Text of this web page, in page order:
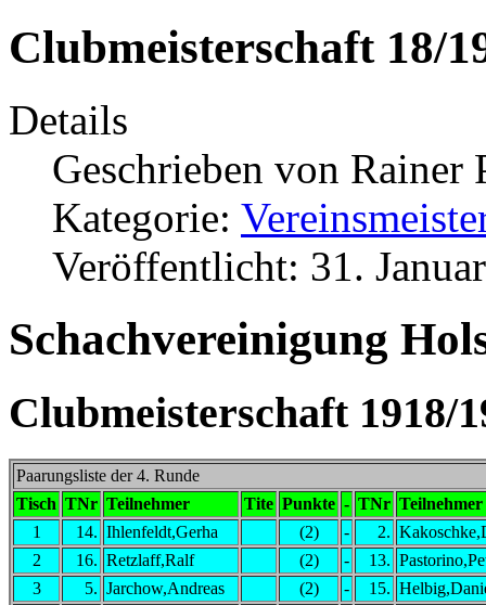
Clubmeisterschaft 18/
Details
Geschrieben von Rainer
Kategorie:
Veröffentlicht: 31.
Schachvereinigung
Clubmeisterschaft 1918/
Paarungsliste der 4. Runde
Tisch TNr Teilnehmer Tite Punkte - TNr Teilnehmer
1
14. Ihlenfeldt,Gerha (2) - 2.
2
16. Retzlaff,Ralf (2) - 13.
3
5. Jarchow,Andreas (2) - 15.